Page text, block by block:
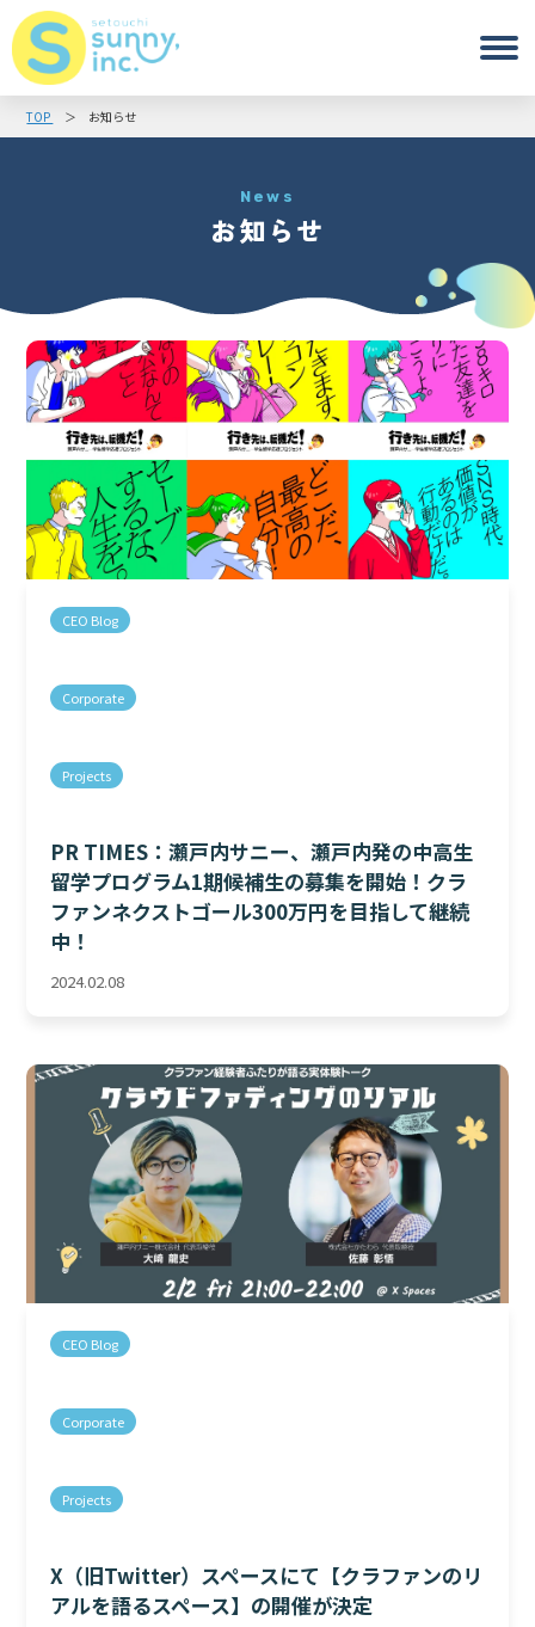
TOP お知らせ
News
お知らせ
CEO Blog
Corporate
Projects
PR TIMES：瀬戸内サニー、瀬戸内発の中高生
留学プログラム1期候補生の募集を開始！クラ
ファンネクストゴール300万円を目指して継続
中！
2024.02.08
CEO Blog
Corporate
Projects
X（旧Twitter）スペースにて【クラファンのリ
アルを語るスペース】の開催が決定